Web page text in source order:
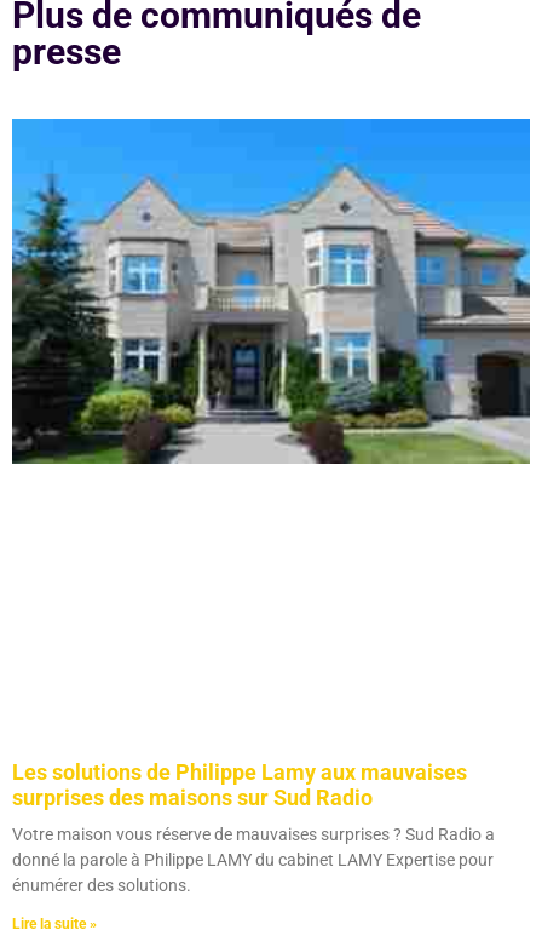
Plus de communiqués de
presse
Les solutions de Philippe Lamy aux mauvaises
surprises des maisons sur Sud Radio
Votre maison vous réserve de mauvaises surprises ? Sud Radio a
donné la parole à Philippe LAMY du cabinet LAMY Expertise pour
énumérer des solutions.
Lire la suite »